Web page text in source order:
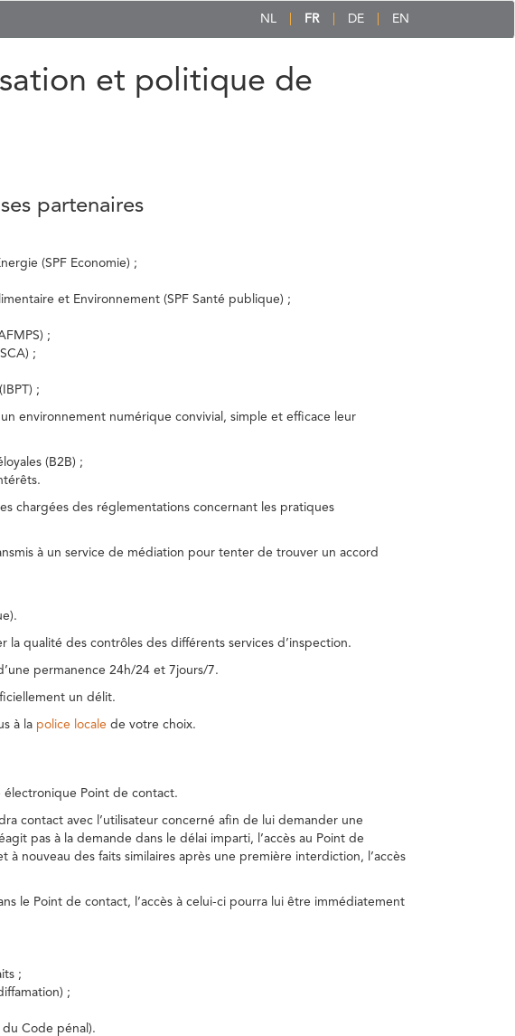
NL FR DE EN
et politique de
partenaires
(SPF Economie) ;
et Environnement (SPF Santé publique) ;
;
;
;
environnement numérique convivial, simple et efficace leur
(B2B) ;
chargées des réglementations concernant les pratiques
à un service de médiation pour tenter de trouver un accord
qualité des contrôles des différents services d’inspection.
permanence 24h/24 et 7jours/7.
un délit.
à la police locale de votre choix.
électronique Point de contact.
contact avec l’utilisateur concerné afin de lui demander une
pas à la demande dans le délai imparti, l’accès au Point de
nouveau des faits similaires après une première interdiction, l’accès
le Point de contact, l’accès à celui-ci pourra lui être immédiatement
;
;
du Code pénal).